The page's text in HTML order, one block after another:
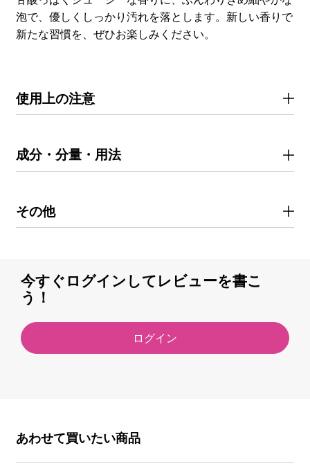
泡で、優しくしっかり汚れを落とします。新しい香りで
新たな習慣を、ぜひお楽しみください。
使用上の注意
成分・分量・用法
その他
今すぐログインしてレビューを書こ
う！
ログイン
あわせて買いたい商品